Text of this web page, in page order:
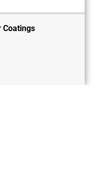
Coatings